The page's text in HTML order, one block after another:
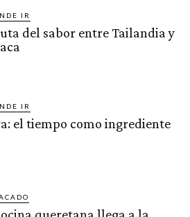
IR
del sabor entre Tailandia y
IR
el tiempo como ingrediente